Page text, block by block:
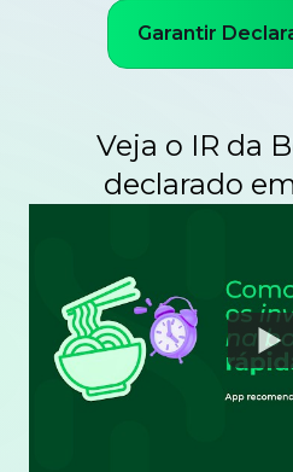
Garantir
Veja o IR da
declarado